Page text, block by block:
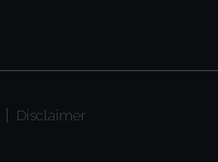
Disclaimer